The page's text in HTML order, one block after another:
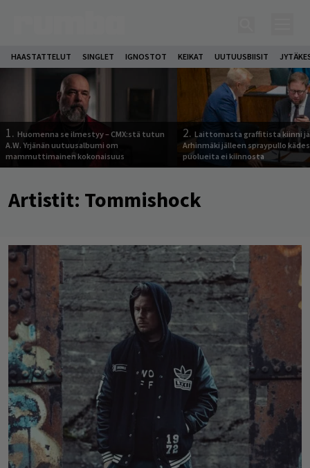
HAASTATTELUT SINGLET IGNOSTOT KEIKAT UUTUUSBIISIT
1. Huomenna se ilmestyy – CMX:stä tutun
A.W. Yrjänän uutuusalbumi om
mammuttimainen kokonaisuus
2. Laittomasta graffitista kiinni
Arhinmäki jälleen spraypullo
puolueita ei kiinnosta
Artistit: Tommishock